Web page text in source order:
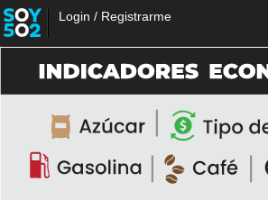
Login / Registrarme